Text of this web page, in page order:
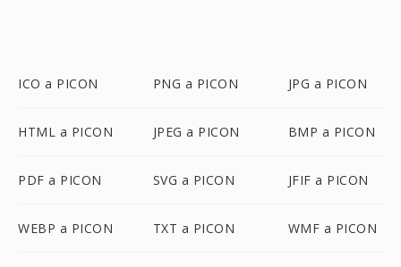
ICO a PICON PNG a PICON JPG a PICON
HTML a PICON JPEG a PICON BMP a PICON
PDF a PICON SVG a PICON JFIF a PICON
WEBP a PICON TXT a PICON WMF a PICON